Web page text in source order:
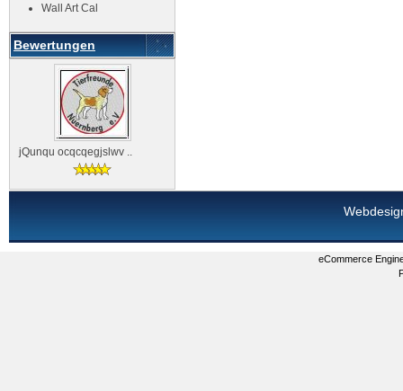
Wall Art Cal
Bewertungen
jQunqu ocqcqegjslwv ..
eCommerce